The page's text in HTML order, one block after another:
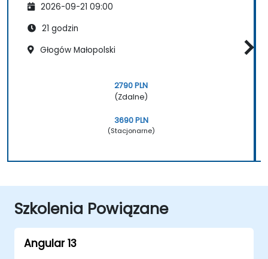
2026-09-21 09:00
21 godzin
Głogów Małopolski
2790 PLN
(Zdalne)
3690 PLN
(Stacjonarne)
Szkolenia Powiązane
Angular 13